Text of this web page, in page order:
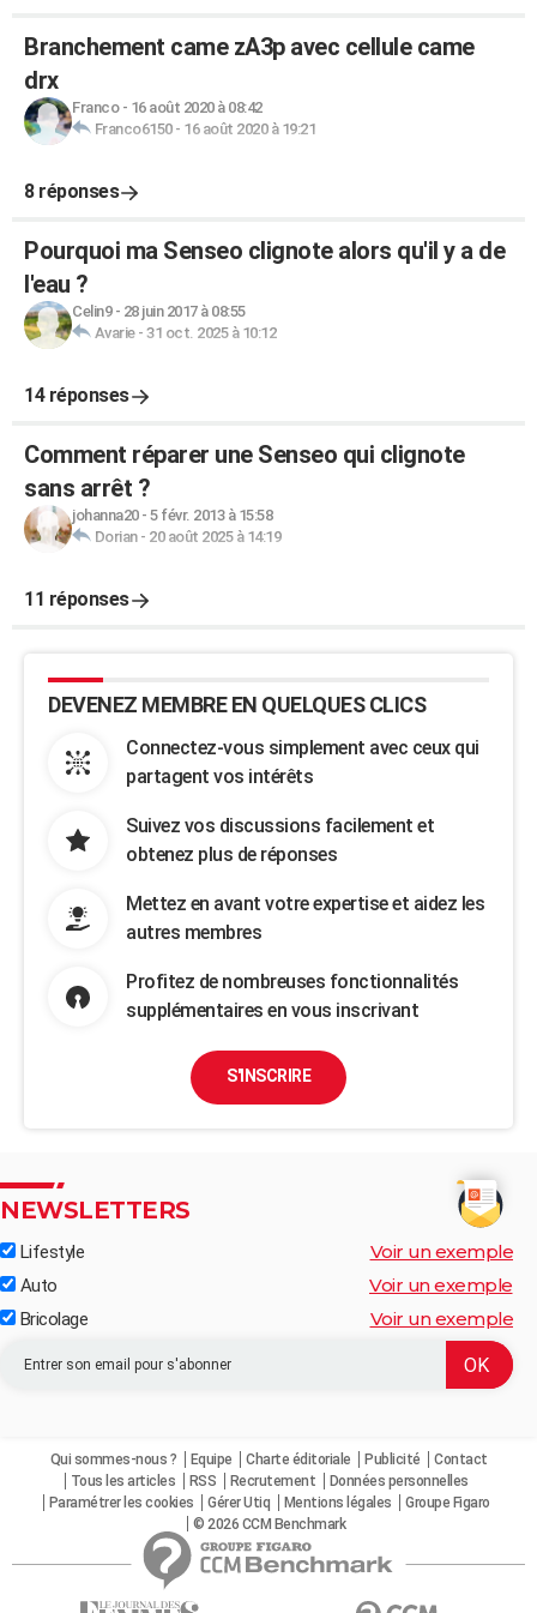
Branchement came zA3p avec cellule came
drx
Franco- 16 août 2020 à 08:42
Franco6150- 16 août 2020 à 19:21
8 réponses
Pourquoi ma Senseo clignote alors qu'il y a de
l'eau ?
Celin9- 28 juin 2017 à 08:55
Avarie- 31 oct. 2025 à 10:12
14 réponses
Comment réparer une Senseo qui clignote
sans arrêt ?
johanna20- 5 févr. 2013 à 15:58
Dorian- 20 août 2025 à 14:19
11 réponses
DEVENEZ MEMBRE EN QUELQUES CLICS
Connectez-vous simplement avec ceux qui
partagent vos intérêts
Suivez vos discussions facilement et
obtenez plus de réponses
Mettez en avant votre expertise et aidez les
autres membres
Profitez de nombreuses fonctionnalités
supplémentaires en vous inscrivant
S'INSCRIRE
NEWSLETTERS
Lifestyle Voir un exemple
Auto Voir un exemple
Bricolage Voir un exemple
Qui sommes-nous ? Equipe Charte éditoriale Publicité
Contact
Tous les articles
RSS Recrutement
Données personnelles
Paramétrer les cookies
Gérer Utiq Mentions légales
Groupe Figaro
© 2026 CCM Benchmark